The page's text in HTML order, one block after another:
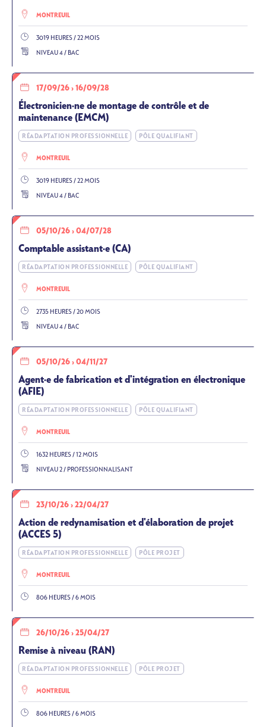
MONTREUIL
3019 HEURES / 22 MOIS
NIVEAU 4 / BAC
17/09/26 › 16/09/28
Électronicien·ne de montage de contrôle et de
maintenance (EMCM)
RÉADAPTATION PROFESSIONNELLE PÔLE QUALIFIANT
MONTREUIL
3019 HEURES / 22 MOIS
NIVEAU 4 / BAC
05/10/26 › 04/07/28
Comptable assistant·e (CA)
RÉADAPTATION PROFESSIONNELLE PÔLE QUALIFIANT
MONTREUIL
2735 HEURES / 20 MOIS
NIVEAU 4 / BAC
05/10/26 › 04/11/27
Agent·e de fabrication et d'intégration en électronique
(AFIE)
RÉADAPTATION PROFESSIONNELLE PÔLE QUALIFIANT
MONTREUIL
1632 HEURES / 12 MOIS
NIVEAU 2 / PROFESSIONNALISANT
23/10/26 › 22/04/27
Action de redynamisation et d'élaboration de projet
(ACCES 5)
RÉADAPTATION PROFESSIONNELLE PÔLE PROJET
MONTREUIL
806 HEURES / 6 MOIS
26/10/26 › 25/04/27
Remise à niveau (RAN)
RÉADAPTATION PROFESSIONNELLE PÔLE PROJET
MONTREUIL
806 HEURES / 6 MOIS